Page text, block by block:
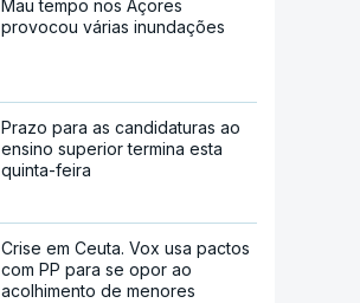
Mau tempo nos Açores
provocou várias inundações
Prazo para as candidaturas ao
ensino superior termina esta
quinta-feira
Crise em Ceuta. Vox usa pactos
com PP para se opor ao
acolhimento de menores